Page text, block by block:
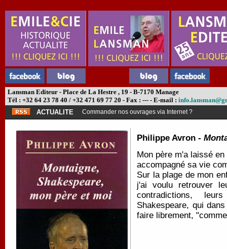
Lansman Editeur - Place de La Hestre , 19 - B-7170 Manage
Tél : +32 64 23 78 40 / +32 471 69 77 20 - Fax : --- - E-mail :
ACTUALITE
Commander nos ouvrages via Internet ?
Philippe Avron -
Mon père m'a laissé
accompagné sa vie
Sur la plage de mon
j'ai voulu retrouver
contradictions,
Shakespeare, qui
faire librement,